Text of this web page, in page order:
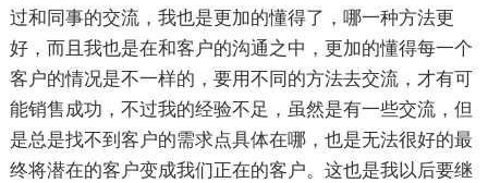
过和同事的交流，我也是更加的懂得了，哪一种方法更
好，而且我也是在和客户的沟通之中，更加的懂得每一个
客户的情况是不一样的，要用不同的方法去交流，才有可
能销售成功，不过我的经验不足，虽然是有一些交流，但
是总是找不到客户的需求点具体在哪，也是无法很好的最
终将潜在的客户变成我们正在的客户。这也是我以后要继